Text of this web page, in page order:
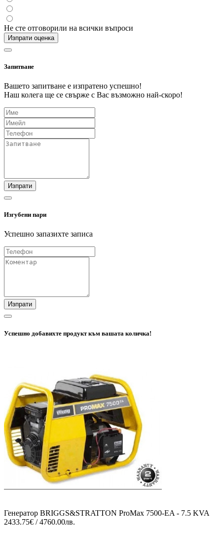
Не сте отговорили на всички въпроси
Изпрати оценка
Запитване
Вашето запитване е изпратено успешно!
Наш колега ще се свърже с Вас възможно най-скоро!
Изпрати
Изгубени пари
Успешно запазихте записа
Изпрати
Успешно добавихте продукт към вашата количка!
Генератор BRIGGS&STRATTON ProMax 7500-EA - 7.5 KVA
2433.75€ / 4760.00лв.